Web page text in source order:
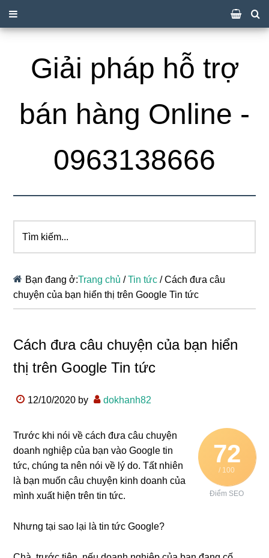
Giải pháp hỗ trợ
bán hàng Online -
0963138666
kiếm...
Bạn đang ở:Trang chủ / Tin tức /Cách đưa câu
chuyện của bạn hiển thị trên Google Tin tức
Cách đưa câu chuyện của bạn hiển
thị trên Google Tin tức
12/10/2020 by dokhanh82
72
/ 100
Điểm SEO
Trước khi nói về cách đưa câu chuyện
doanh nghiệp của bạn vào Google tin
tức, chúng ta nên nói về lý do. Tất nhiên
là bạn muốn câu chuyện kinh doanh của
mình xuất hiện trên tin tức.
Nhưng tại sao lại là tin tức Google?